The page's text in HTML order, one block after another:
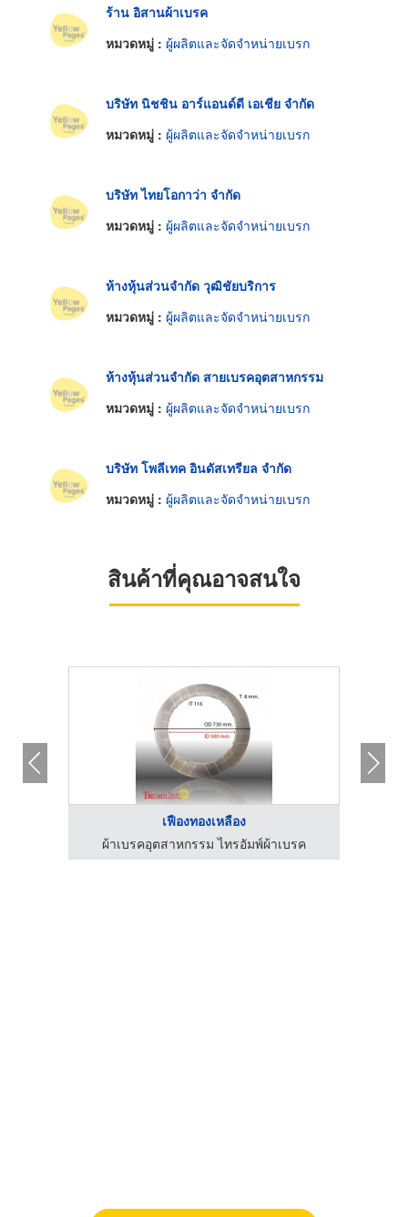
ร้าน อิสานผ้าเบรค
หมวดหมู่ : ผู้ผลิตและจัดจำหน่ายเบรก
บริษัท นิชชิน อาร์แอนด์ดี เอเชีย จำกัด
หมวดหมู่ : ผู้ผลิตและจัดจำหน่ายเบรก
บริษัท ไทยโอกาว่า จำกัด
หมวดหมู่ : ผู้ผลิตและจัดจำหน่ายเบรก
ห้างหุ้นส่วนจำกัด วุฒิชัยบริการ
หมวดหมู่ : ผู้ผลิตและจัดจำหน่ายเบรก
ห้างหุ้นส่วนจำกัด สายเบรคอุตสาหกรรม
หมวดหมู่ : ผู้ผลิตและจัดจำหน่ายเบรก
บริษัท โพลีเทค อินดัสเทรียล จำกัด
หมวดหมู่ : ผู้ผลิตและจัดจำหน่ายเบรก
สินค้าที่คุณอาจสนใจ
เฟืองทองเหลือง
ผ้าเบรคอุตสาหกรรม ไทรอัมพ์ผ้าเบรค